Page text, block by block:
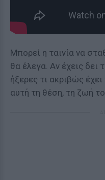
Μπορεί η ταινία να
θα έλεγα. Αν έχεις δει
ήξερες τι ακριβώς
αυτή τη θέση, τη ζωή